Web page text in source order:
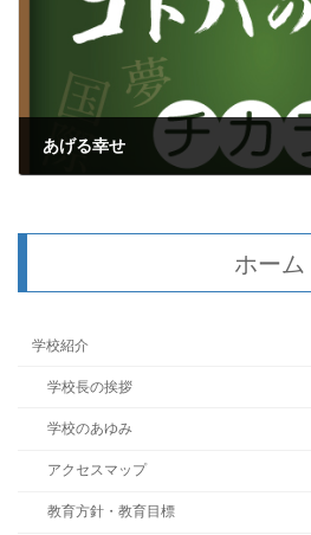
あげる幸せ
ホーム
学校紹介
学校長の挨拶
学校のあゆみ
アクセスマップ
教育方針・教育目標